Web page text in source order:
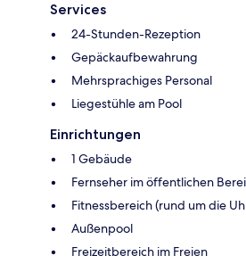
Services
24-Stunden-Rezeption
Gepäckaufbewahrung
Mehrsprachiges Personal
Liegestühle am Pool
Einrichtungen
1 Gebäude
Fernseher im öffentlichen
Fitnessbereich (rund um die
Außenpool
Freizeitbereich im Freien